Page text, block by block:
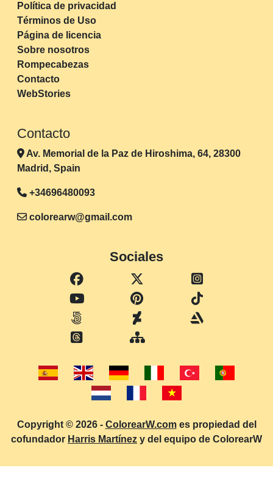
Política de privacidad
Términos de Uso
Página de licencia
Sobre nosotros
Rompecabezas
Contacto
WebStories
Contacto
Av. Memorial de la Paz de Hiroshima, 64, 28300
Madrid, Spain
+34696480093
colorearw@gmail.com
Sociales
Copyright © 2026 - ColorearW.comes propiedad del
cofundador Harris Martínez y del equipo de ColorearW